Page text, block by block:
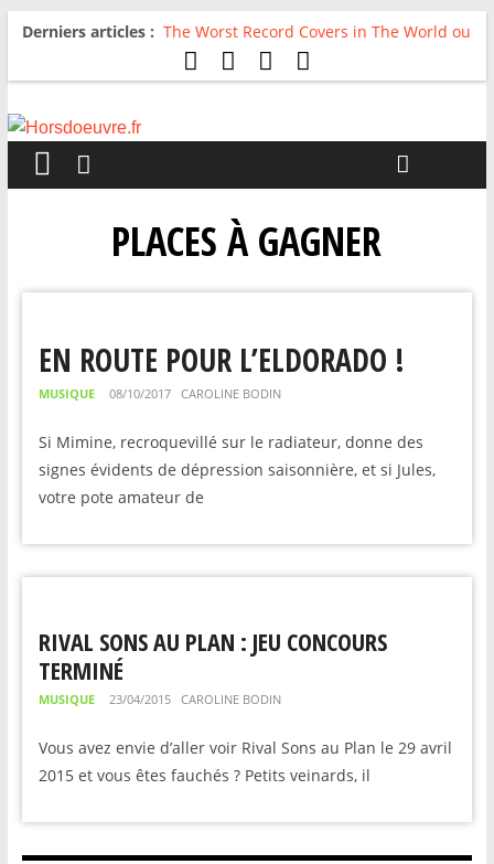
Derniers articles : The Worst Record Covers in The World ou
Comment rire du pire
Avril 2026 : C’est dans les vieux pots
For The First Time, Again : Tyler Ballgame
PLACES À GAGNER
EN ROUTE POUR L’ELDORADO !
MUSIQUE 08/10/2017 CAROLINE BODIN
Si Mimine, recroquevillé sur le radiateur, donne des
signes évidents de dépression saisonnière, et si Jules,
votre pote amateur de
RIVAL SONS AU PLAN : JEU CONCOURS
TERMINÉ
MUSIQUE 23/04/2015 CAROLINE BODIN
Vous avez envie d’aller voir Rival Sons au Plan le 29 avril
2015 et vous êtes fauchés ? Petits veinards, il